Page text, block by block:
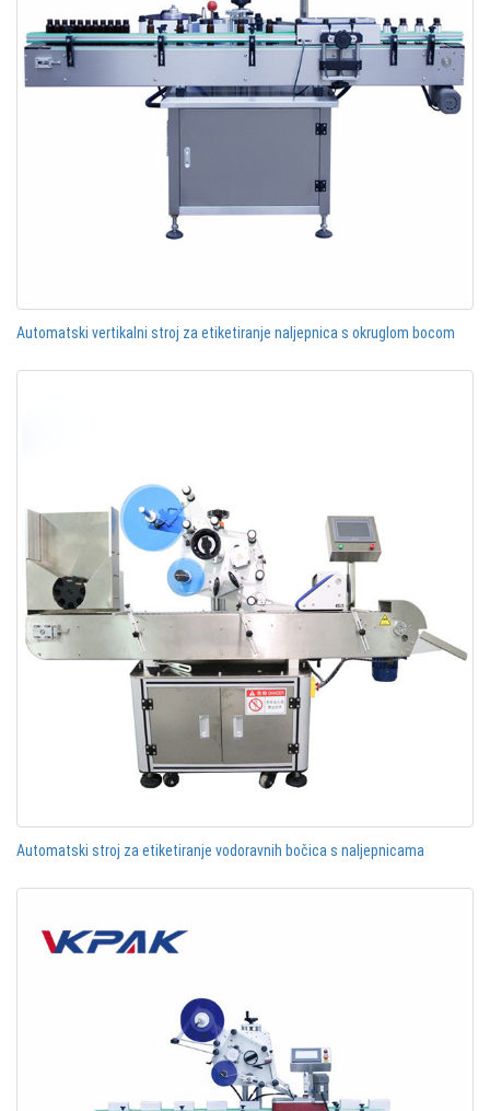
Automatski vertikalni stroj za etiketiranje naljepnica s okruglom bocom
Automatski stroj za etiketiranje vodoravnih bočica s naljepnicama